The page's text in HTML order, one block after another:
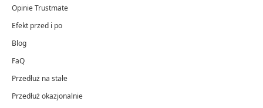
Opinie Trustmate
Efekt przed i po
Blog
FaQ
Przedłuż na stałe
Przedłuż okazjonalnie